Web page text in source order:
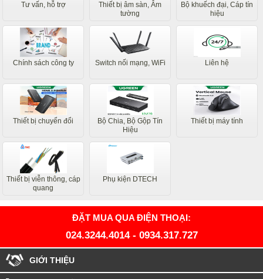
Tư vấn, hỗ trợ
Thiết bị âm sàn, Âm
tường
Bộ khuếch đại, Cáp tín
hiệu
Chính sách công ty Switch nối mạng, WiFi Liên hệ
Thiết bị chuyển đổi
Bộ Chia, Bộ Gộp Tín
Hiệu
Thiết bị máy tính
Thiết bị viễn thông, cáp
quang
Phụ kiện DTECH
ĐẶT MUA QUA ĐIỆN THOẠI:
024.3244.4014- 0934.317.727
GIỚI THIỆU